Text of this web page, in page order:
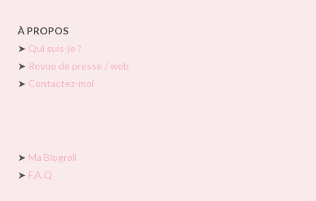
À PROPOS
➤ Qui suis-je ?
➤ Revue de presse / web
➤ Contactez-moi
➤ Ma Blogroll
➤ F.A.Q